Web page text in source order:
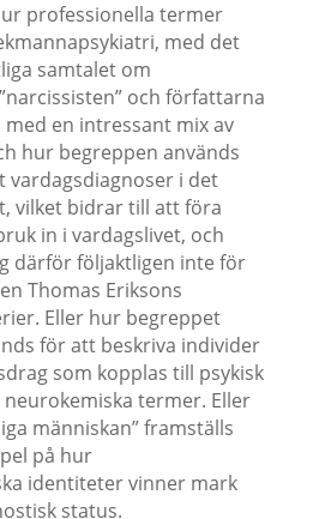
professionella termer
med det
samtalet om
och författarna
en intressant mix av
hur begreppen används
vardagsdiagnoser i det
vilket bidrar till att föra
in i vardagslivet, och
därför följaktligen inte för
Thomas Eriksons
Eller hur begreppet
för att beskriva individer
som kopplas till psykisk
neurokemiska termer. Eller
människan” framställs
på hur
identiteter vinner mark
status.